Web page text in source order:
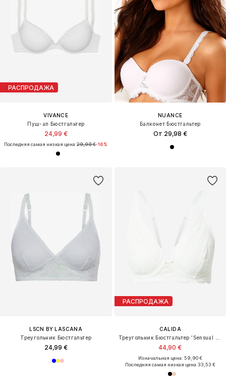
РАСПРОДАЖА
VIVANCE
Пуш-ап Бюстгальтер
24,99 €
Последняя самая низкая цена:29,99 €-16%
NUANCE
Балконет Бюстгальтер
От 29,98 €
LSCN BY LASCANA
Треугольник Бюстгальтер
24,99 €
РАСПРОДАЖА
CALIDA
44,90 €
Изначальная цена: 59,90 €
Последняя самая низкая цена:33,53 €